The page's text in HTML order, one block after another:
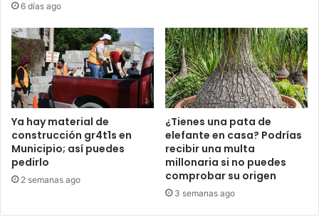
6 días ago
Ya hay material de
construcción gr4t1s en
Municipio; así puedes
pedirlo
2 semanas ago
¿Tienes una pata de
elefante en casa? Podrías
recibir una multa
millonaria si no puedes
comprobar su origen
3 semanas ago